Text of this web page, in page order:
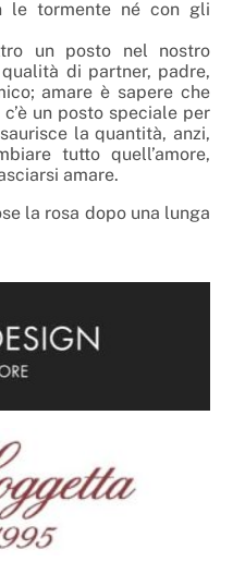
le tormente né con gli
un posto nel nostro
di partner, padre,
amare è sapere che
un posto speciale per
la quantità, anzi,
tutto quell’amore,
amare.
la rosa dopo una lunga